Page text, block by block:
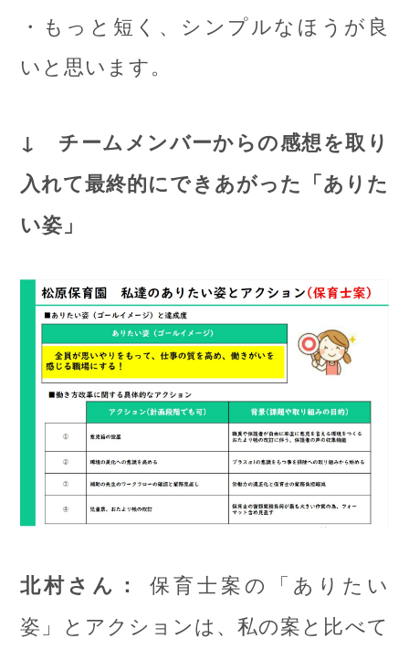
・もっと短く、シンプルなほうが良
いと思います。
↓ チームメンバーからの感想を取り
入れて最終的にできあがった「ありた
い姿」
北村さん：
保育士案の「ありたい
姿」とアクションは、私の案と比べて